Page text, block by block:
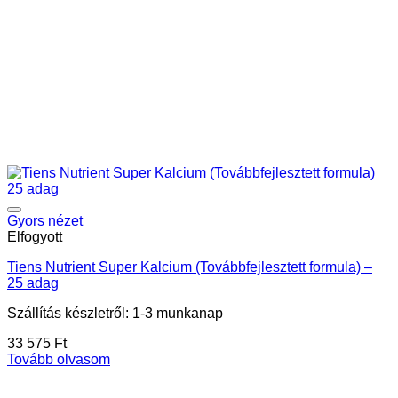
Gyors nézet
Elfogyott
Tiens Nutrient Super Kalcium (Továbbfejlesztett formula) –
25 adag
Szállítás készletről: 1-3 munkanap
33 575 Ft
Tovább olvasom